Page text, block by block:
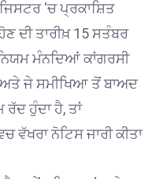
‘ਚ ਪ੍ਰਕਾਸ਼ਿਤ
ਦੀ ਤਾਰੀਖ਼ 15 ਸਤੰਬਰ
ਮੰਨਦਿਆਂ ਕਾਂਗਰਸੀ
ਜੇ ਸਮੀਖਿਆ ਤੋਂ ਬਾਅਦ
ਰੱਦ ਹੁੰਦਾ ਹੈ, ਤਾਂ
ਨੋਟਿਸ ਜਾਰੀ ਕੀਤਾ